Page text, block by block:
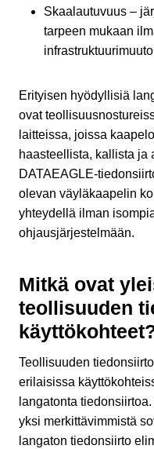
Skaalautuvuus –
tarpeen mukaan
Erityisen hyödyllisiä
ovat
laitteissa, joissa
haasteellista, kallista ja
DATAEAGLE-
olevan väyläkaapelin
yhteydellä ilman
ohjausjärjestelmään.
Mitkä ovat
teollisuuden
Teollisuuden
erilaisissa
langatonta tiedonsiirtoa.
yksi merkittävimmistä
langaton tiedonsiirto